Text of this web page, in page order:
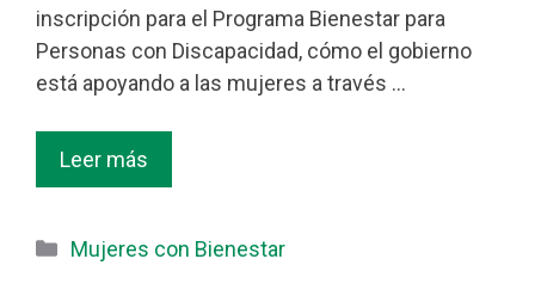
inscripción para el Programa Bienestar para
Personas con Discapacidad, cómo el gobierno
está apoyando a las mujeres a través …
Leer más
Categorías
Mujeres con Bienestar